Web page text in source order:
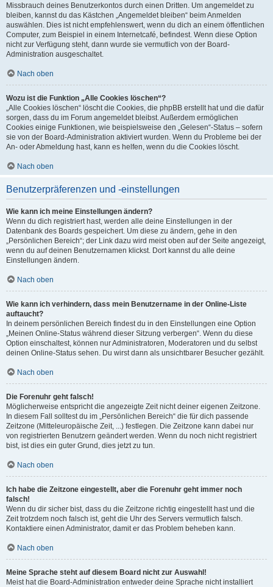
Missbrauch deines Benutzerkontos durch einen Dritten. Um angemeldet zu
bleiben, kannst du das Kästchen „Angemeldet bleiben“ beim Anmelden
auswählen. Dies ist nicht empfehlenswert, wenn du dich an einem öffentlichen
Computer, zum Beispiel in einem Internetcafé, befindest. Wenn diese Option
nicht zur Verfügung steht, dann wurde sie vermutlich von der Board-
Administration ausgeschaltet.
Nach oben
Wozu ist die Funktion „Alle Cookies löschen“?
„Alle Cookies löschen“ löscht die Cookies, die phpBB erstellt hat und die dafür
sorgen, dass du im Forum angemeldet bleibst. Außerdem ermöglichen
Cookies einige Funktionen, wie beispielsweise den „Gelesen“-Status – sofern
sie von der Board-Administration aktiviert wurden. Wenn du Probleme bei der
An- oder Abmeldung hast, kann es helfen, wenn du die Cookies löscht.
Nach oben
Benutzerpräferenzen und -einstellungen
Wie kann ich meine Einstellungen ändern?
Wenn du dich registriert hast, werden alle deine Einstellungen in der
Datenbank des Boards gespeichert. Um diese zu ändern, gehe in den
„Persönlichen Bereich“; der Link dazu wird meist oben auf der Seite angezeigt,
wenn du auf deinen Benutzernamen klickst. Dort kannst du alle deine
Einstellungen ändern.
Nach oben
Wie kann ich verhindern, dass mein Benutzername in der Online-Liste
auftaucht?
In deinem persönlichen Bereich findest du in den Einstellungen eine Option
„Meinen Online-Status während dieser Sitzung verbergen“. Wenn du diese
Option einschaltest, können nur Administratoren, Moderatoren und du selbst
deinen Online-Status sehen. Du wirst dann als unsichtbarer Besucher gezählt.
Nach oben
Die Forenuhr geht falsch!
Möglicherweise entspricht die angezeigte Zeit nicht deiner eigenen Zeitzone.
In diesem Fall solltest du im „Persönlichen Bereich“ die für dich passende
Zeitzone (Mitteleuropäische Zeit, ...) festlegen. Die Zeitzone kann dabei nur
von registrierten Benutzern geändert werden. Wenn du noch nicht registriert
bist, ist dies ein guter Grund, dies jetzt zu tun.
Nach oben
Ich habe die Zeitzone eingestellt, aber die Forenuhr geht immer noch
falsch!
Wenn du dir sicher bist, dass du die Zeitzone richtig eingestellt hast und die
Zeit trotzdem noch falsch ist, geht die Uhr des Servers vermutlich falsch.
Kontaktiere einen Administrator, damit er das Problem beheben kann.
Nach oben
Meine Sprache steht auf diesem Board nicht zur Auswahl!
Meist hat die Board-Administration entweder deine Sprache nicht installiert